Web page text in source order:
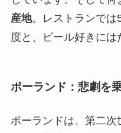
産地。レストランでは
度と、ビール好きには
ポーランド：悲劇を
ポーランドは、第二次